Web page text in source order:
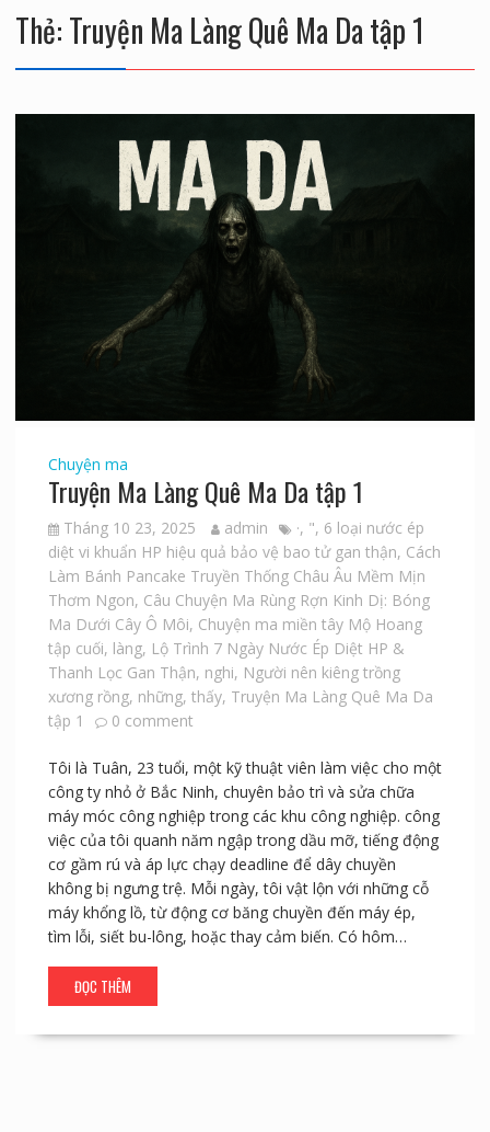
Thẻ:Truyện Ma Làng Quê Ma Da tập 1
Chuyện ma
Truyện Ma Làng Quê Ma Da tập 1
Tháng 10 23, 2025 admin ·, ", 6 loại nước ép
diệt vi khuẩn HP hiệu quả bảo vệ bao tử gan thận, Cách
Làm Bánh Pancake Truyền Thống Châu Âu Mềm Mịn
Thơm Ngon, Câu Chuyện Ma Rùng Rợn Kinh Dị: Bóng
Ma Dưới Cây Ô Môi, Chuyện ma miền tây Mộ Hoang
tập cuối, làng, Lộ Trình 7 Ngày Nước Ép Diệt HP &
Thanh Lọc Gan Thận, nghi, Người nên kiêng trồng
xương rồng, những, thấy, Truyện Ma Làng Quê Ma Da
tập 1
0 comment
Tôi là Tuân, 23 tuổi, một kỹ thuật viên làm việc cho một
công ty nhỏ ở Bắc Ninh, chuyên bảo trì và sửa chữa
máy móc công nghiệp trong các khu công nghiệp. công
việc của tôi quanh năm ngập trong dầu mỡ, tiếng động
cơ gầm rú và áp lực chạy deadline để dây chuyền
không bị ngưng trệ. Mỗi ngày, tôi vật lộn với những cỗ
máy khổng lồ, từ động cơ băng chuyền đến máy ép,
tìm lỗi, siết bu-lông, hoặc thay cảm biến. Có hôm…
ĐỌC THÊM